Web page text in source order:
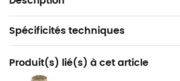
Spécificités techniques
Recommandé pour
Randonnée
Produit(s) lié(s) à cet article